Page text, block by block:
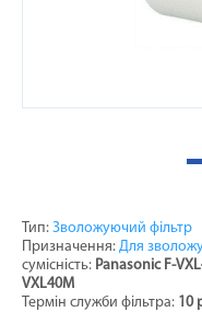
Тип: Зволожуючий фільтр
Призначення: Для
сумісність: Panasonic F-
VXL40M
Термін служби фільтра: 10